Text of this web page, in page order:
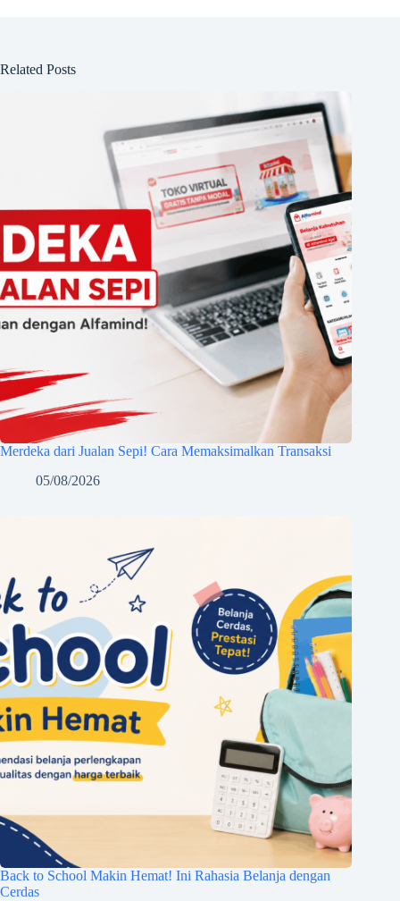
Related Posts
Merdeka dari Jualan Sepi! Cara Memaksimalkan Transaksi
05/08/2026
Back to School Makin Hemat! Ini Rahasia Belanja dengan
Cerdas